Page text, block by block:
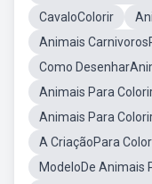
CavaloColorir
Animais
Como
Animais Para
Animais Para
A CriaçãoPara
ModeloDe Animais